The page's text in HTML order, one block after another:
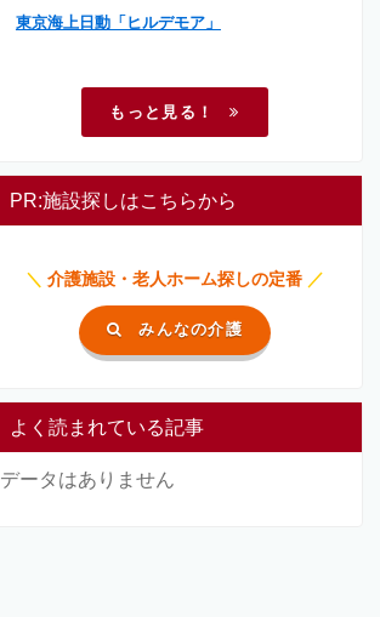
東京海上日動「ヒルデモア」
もっと見る！
PR:施設探しはこちらから
＼ 介護施設・老人ホーム探しの定番 ／
みんなの介護
よく読まれている記事
データはありません